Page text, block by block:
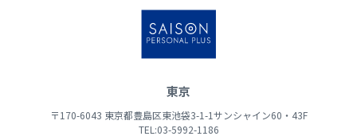
東京
〒170-6043 東京都豊島区東池袋3-1-1サンシャイン60・43F
TEL:03-5992-1186